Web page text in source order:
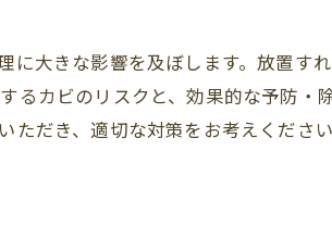
に大きな影響を及ぼします。放置す
るカビのリスクと、効果的な予防・
だき、適切な対策をお考えください